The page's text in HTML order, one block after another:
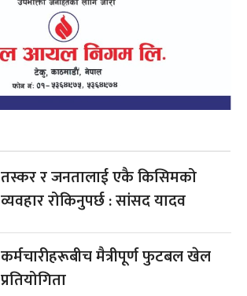
तस्कर र जनतालाई एकै किसिमको
व्यवहार रोकिनुपर्छ : सांसद यादव
कर्मचारीहरूबीच मैत्रीपूर्ण फुटबल खेल
प्रतियोगिता